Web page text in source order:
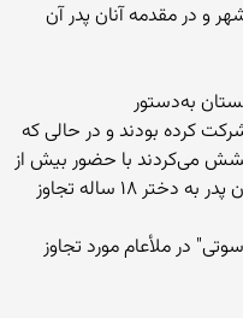
و در مقدمه آنان پدر آن
دادگاه شرکت کرده بودند و در حالی که
می‌کردند با حضور بیش از
یک هزار نفر از مردم شهر و جلوی دیدگان پدر به دختر ۱۸ ساله تجاوز
در ملأعام مورد تجاوز